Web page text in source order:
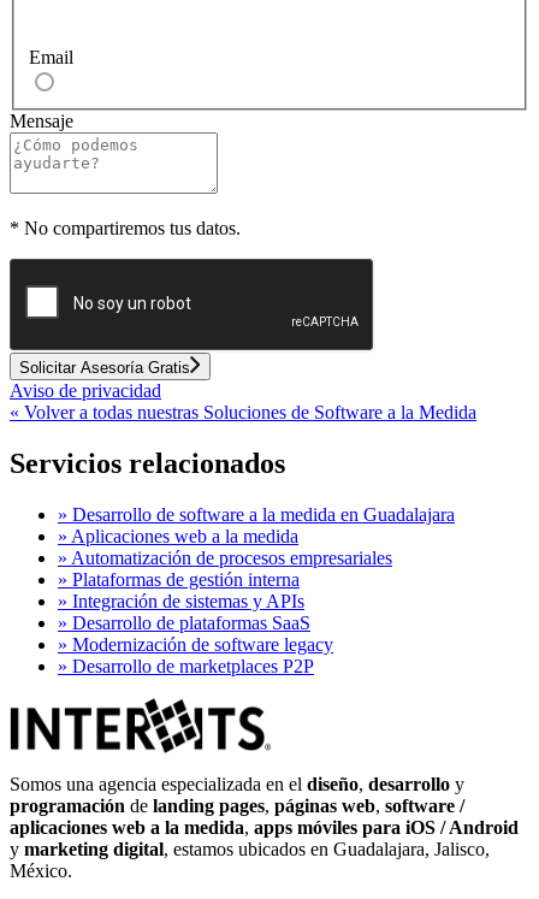
Email
Mensaje
* No compartiremos tus datos.
Solicitar Asesoría Gratis
Aviso de privacidad
« Volver a todas nuestras Soluciones de Software a la Medida
Servicios relacionados
» Desarrollo de software a la medida en Guadalajara
» Aplicaciones web a la medida
» Automatización de procesos empresariales
» Plataformas de gestión interna
» Integración de sistemas y APIs
» Desarrollo de plataformas SaaS
» Modernización de software legacy
» Desarrollo de marketplaces P2P
Somos una agencia especializada en el diseño, desarrollo y
programación de landing pages, páginas web, software /
aplicaciones web a la medida, apps móviles para iOS / Android
y marketing digital, estamos ubicados en Guadalajara, Jalisco,
México.